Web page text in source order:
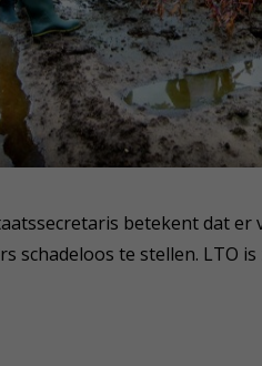
betekent dat
schadeloos te stellen. LTO